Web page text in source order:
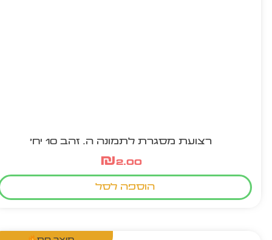
רצועת מסגרת לתמונה ה. זהב 10 יח'
₪2.00
הוספה לסל